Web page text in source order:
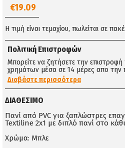
€19.09
Η τιμή είναι τεμαχίου, πωλείται σε
Πολιτική Επιστροφών
Μπορείτε να ζητήσετε την
χρημάτων μέσα σε 14 μέρες απο την
Διαβάστε περισσότερα
ΔΙΑΘΈΣΙΜΟ
Πανί από PVC για ξαπλώστρες
Textiline 2x1 με διπλό πανί στο
Χρώμα: Μπλε